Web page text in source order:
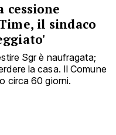
il sindaco
Sgr è naufragata;
la casa. Il Comune
circa 60 giorni.